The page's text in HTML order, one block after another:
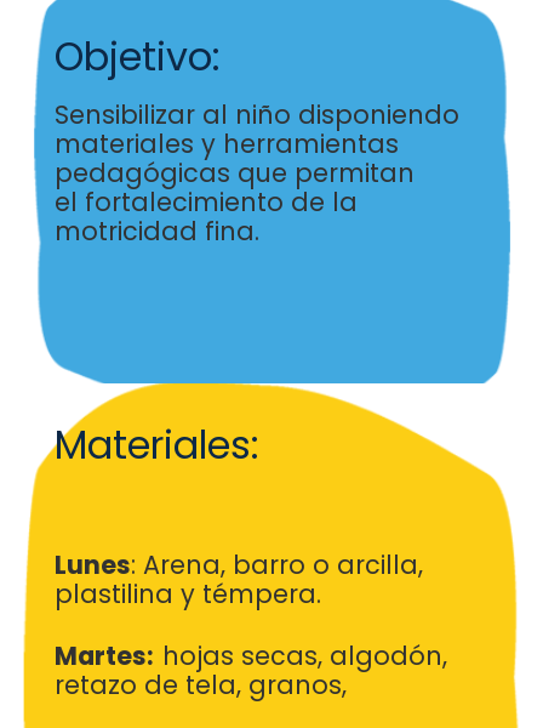
Objetivo:
Sensibilizar al niño disponiendo
materiales y herramientas
pedagógicas que permitan
el fortalecimiento de la
motricidad fina.
Materiales:
Lunes: Arena, barro o arcilla,
plastilina y témpera.
Martes: hojas secas, algodón,
retazo de tela, granos,